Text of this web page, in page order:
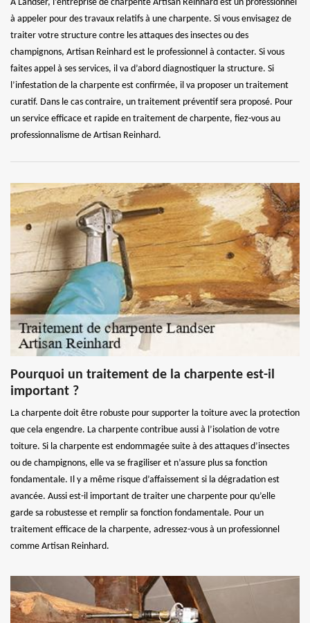
À Landser, l’entreprise de charpente Artisan Reinhard est un professionnel
à appeler pour des travaux relatifs à une charpente. Si vous envisagez de
traiter votre structure contre les attaques des insectes ou des
champignons, Artisan Reinhard est le professionnel à contacter. Si vous
faites appel à ses services, il va d’abord diagnostiquer la structure. Si
l’infestation de la charpente est confirmée, il va proposer un traitement
curatif. Dans le cas contraire, un traitement préventif sera proposé. Pour
un service efficace et rapide en traitement de charpente, fiez-vous au
professionnalisme de Artisan Reinhard.
Pourquoi un traitement de la charpente est-il
important ?
La charpente doit être robuste pour supporter la toiture avec la protection
que cela engendre. La charpente contribue aussi à l’isolation de votre
toiture. Si la charpente est endommagée suite à des attaques d’insectes
ou de champignons, elle va se fragiliser et n’assure plus sa fonction
fondamentale. Il y a même risque d’affaissement si la dégradation est
avancée. Aussi est-il important de traiter une charpente pour qu’elle
garde sa robustesse et remplir sa fonction fondamentale. Pour un
traitement efficace de la charpente, adressez-vous à un professionnel
comme Artisan Reinhard.